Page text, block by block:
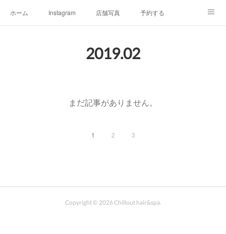
ホーム Instagram 店舗写真 予約する
チルアウトの極上ヘッドスパお客様へご挨拶
2019.02
まだ記事がありません。
1 2 3
Copyright © 2026Chillout hair&spa.